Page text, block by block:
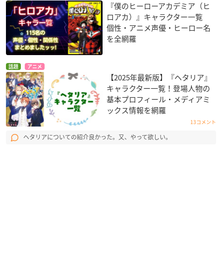
『僕のヒーローアカデミア（ヒ
ロアカ）』キャラクター一覧
個性・アニメ声優・ヒーロー名
を全網羅
話題 アニメ
【2025年最新版】『ヘタリア』
キャラクター一覧！登場人物の
基本プロフィール・メディアミ
ックス情報を網羅
13コメント
ヘタリアについての紹介良かった。又、やって欲しい。